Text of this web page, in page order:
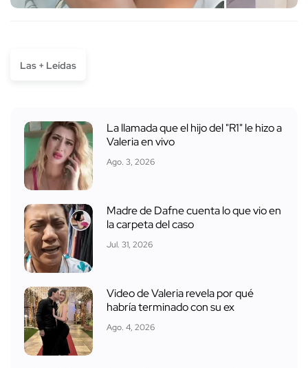
Las + Leídas
La llamada que el hijo del "R1" le hizo a
Valeria en vivo
Ago. 3, 2026
Madre de Dafne cuenta lo que vio en
la carpeta del caso
Jul. 31, 2026
Video de Valeria revela por qué
habría terminado con su ex
Ago. 4, 2026